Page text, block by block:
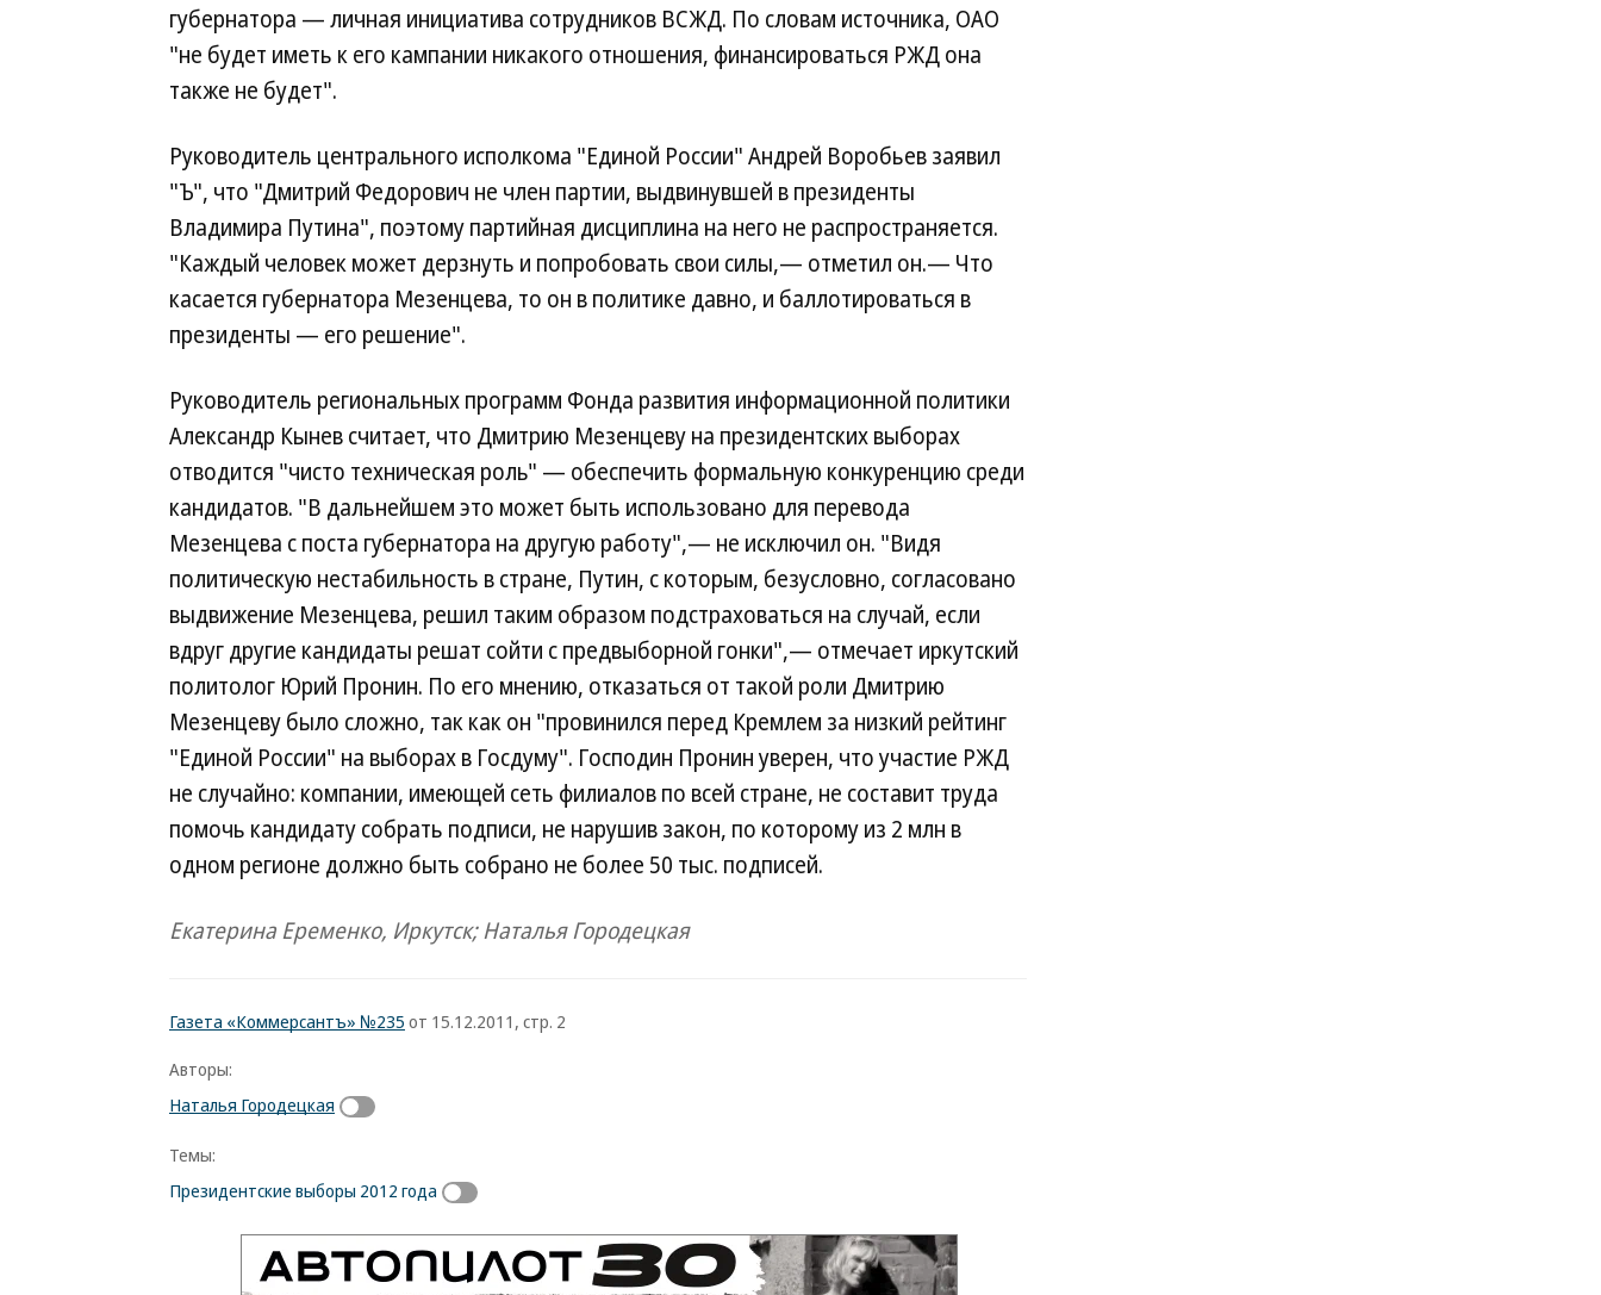
губернатора — личная инициатива сотрудников ВСЖД. По словам источника, ОАО
"не будет иметь к его кампании никакого отношения, финансироваться РЖД она
также не будет".
Руководитель центрального исполкома "Единой России" Андрей Воробьев заявил
"Ъ", что "Дмитрий Федорович не член партии, выдвинувшей в президенты
Владимира Путина", поэтому партийная дисциплина на него не распространяется.
"Каждый человек может дерзнуть и попробовать свои силы,— отметил он.— Что
касается губернатора Мезенцева, то он в политике давно, и баллотироваться в
президенты — его решение".
Руководитель региональных программ Фонда развития информационной политики
Александр Кынев считает, что Дмитрию Мезенцеву на президентских выборах
отводится "чисто техническая роль" — обеспечить формальную конкуренцию среди
кандидатов. "В дальнейшем это может быть использовано для перевода
Мезенцева с поста губернатора на другую работу",— не исключил он. "Видя
политическую нестабильность в стране, Путин, с которым, безусловно, согласовано
выдвижение Мезенцева, решил таким образом подстраховаться на случай, если
вдруг другие кандидаты решат сойти с предвыборной гонки",— отмечает иркутский
политолог Юрий Пронин. По его мнению, отказаться от такой роли Дмитрию
Мезенцеву было сложно, так как он "провинился перед Кремлем за низкий рейтинг
"Единой России" на выборах в Госдуму". Господин Пронин уверен, что участие РЖД
не случайно: компании, имеющей сеть филиалов по всей стране, не составит труда
помочь кандидату собрать подписи, не нарушив закон, по которому из 2 млн в
одном регионе должно быть собрано не более 50 тыс. подписей.
Екатерина Еременко, Иркутск; Наталья Городецкая
Газета «Коммерсантъ» №235 от 15.12.2011, стр. 2
Авторы:
Наталья Городецкая
Темы:
Президентские выборы 2012 года